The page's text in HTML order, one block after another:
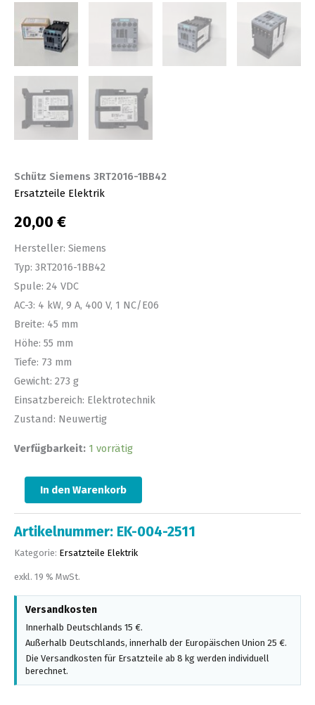
Schütz Siemens 3RT2016-1BB42
Ersatzteile Elektrik
20,00 €
Hersteller: Siemens
Typ: 3RT2016-1BB42
Spule: 24 VDC
AC-3: 4 kW, 9 A, 400 V, 1 NC/E06
Breite: 45 mm
Höhe: 55 mm
Tiefe: 73 mm
Gewicht: 273 g
Einsatzbereich: Elektrotechnik
Zustand: Neuwertig
Verfügbarkeit: 1 vorrätig
In den Warenkorb
Artikelnummer: EK-004-2511
Kategorie: Ersatzteile Elektrik
exkl. 19 % MwSt.
Versandkosten
Innerhalb Deutschlands 15 €.
Außerhalb Deutschlands, innerhalb der Europäischen Union 25 €.
Die Versandkosten für Ersatzteile ab 8 kg werden individuell
berechnet.